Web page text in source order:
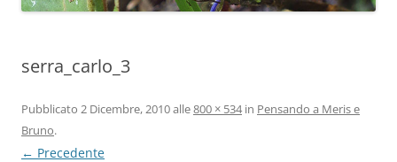
serra_carlo_3
Pubblicato 2 Dicembre, 2010alle800 × 534in Pensando a Meris e
Bruno.
← Precedente